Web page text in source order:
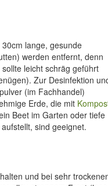
lange, gesunde
werden entfernt, denn
leicht schräg geführt
Zur Desinfektion
(im Fachhandel)
Erde, die mit
Beet im Garten oder tiefe
sind geeignet.
und bei sehr